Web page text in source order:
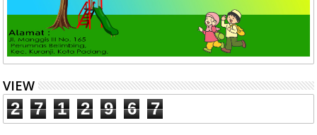
VIEW
2 7 1 2 9 6 7